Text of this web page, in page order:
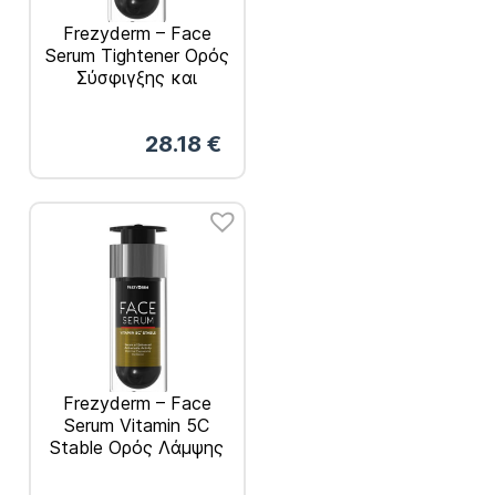
Frezyderm – Face
Serum Tightener Ορός
Σύσφιγξης και
28.18 €
Frezyderm – Face
Serum Vitamin 5C
Stable Ορός Λάμψης